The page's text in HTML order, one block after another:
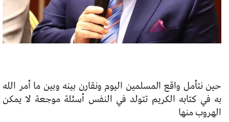
حين نتأمل واقع المسلمين اليوم ونقارن بينه وبين ما أمر الله
به في كتابه الكريم تتولد في النفس أسئلة موجعة لا يمكن
الهروب منها